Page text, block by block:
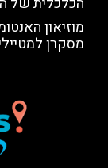
מוזיאון
מסקרן